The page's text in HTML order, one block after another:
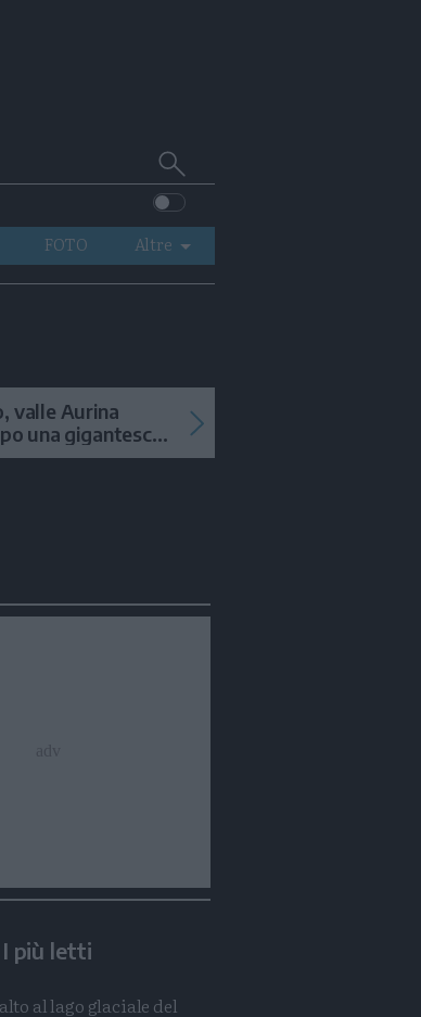
Cerca
su
Trentino
FOTO
Altre
VIDEO
valle Aurina
una gigantesca
I più letti
al lago glaciale del